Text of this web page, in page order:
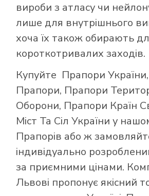
вироби з атласу чи
лише для внутрішнього
хоча їх також обирають
короткотривалих заходів.
Купуйте Прапори України,
Прапори, Прапори
Оборони, Прапори Країн
Міст Та Сіл України у
Прапорів або ж
індивідуально
за приємними цінами.
Львові пропонує якісний